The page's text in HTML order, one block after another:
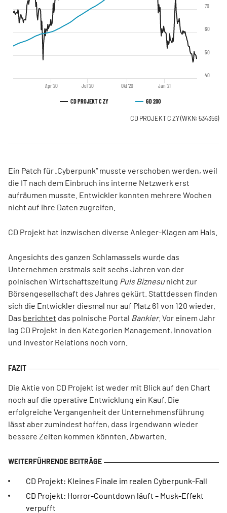
CD PROJEKT C ZY GD 200
Apr '20 Jul '20 Okt '20 Jan '21
40
50
60
70
CD PROJEKT C ZY(WKN: 534356)
Ein Patch für „Cyberpunk“ musste verschoben werden, weil
die IT nach dem Einbruch ins interne Netzwerk erst
aufräumen musste. Entwickler konnten mehrere Wochen
nicht auf ihre Daten zugreifen.
CD Projekt hat inzwischen diverse Anleger-Klagen am Hals.
Angesichts des ganzen Schlamassels wurde das
Unternehmen erstmals seit sechs Jahren von der
polnischen Wirtschaftszeitung Puls Biznesunicht zur
Börsengesellschaft des Jahres gekürt. Stattdessen finden
sich die Entwickler diesmal nur auf Platz 61 von 120 wieder.
Das berichtet das polnische Portal Bankier. Vor einem Jahr
lag CD Projekt in den Kategorien Management, Innovation
und Investor Relations noch vorn.
Die Aktie von CD Projekt ist weder mit Blick auf den Chart
noch auf die operative Entwicklung ein Kauf. Die
erfolgreiche Vergangenheit der Unternehmensführung
lässt aber zumindest hoffen, dass irgendwann wieder
bessere Zeiten kommen könnten. Abwarten.
CD Projekt: Kleines Finale im realen Cyberpunk-Fall
CD Projekt: Horror-Countdown läuft – Musk-Effekt
verpufft